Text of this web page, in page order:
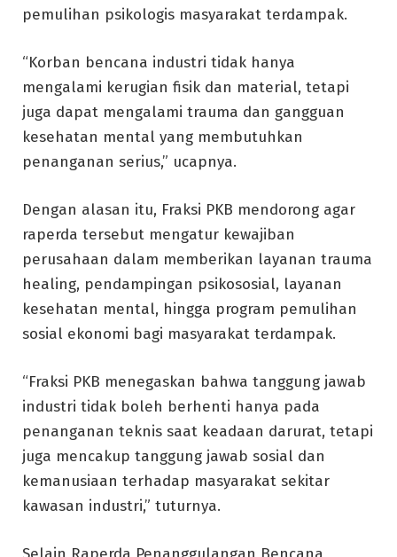
pemulihan psikologis masyarakat terdampak.
“Korban bencana industri tidak hanya
mengalami kerugian fisik dan material, tetapi
juga dapat mengalami trauma dan gangguan
kesehatan mental yang membutuhkan
penanganan serius,” ucapnya.
Dengan alasan itu, Fraksi PKB mendorong agar
raperda tersebut mengatur kewajiban
perusahaan dalam memberikan layanan trauma
healing, pendampingan psikososial, layanan
kesehatan mental, hingga program pemulihan
sosial ekonomi bagi masyarakat terdampak.
“Fraksi PKB menegaskan bahwa tanggung jawab
industri tidak boleh berhenti hanya pada
penanganan teknis saat keadaan darurat, tetapi
juga mencakup tanggung jawab sosial dan
kemanusiaan terhadap masyarakat sekitar
kawasan industri,” tuturnya.